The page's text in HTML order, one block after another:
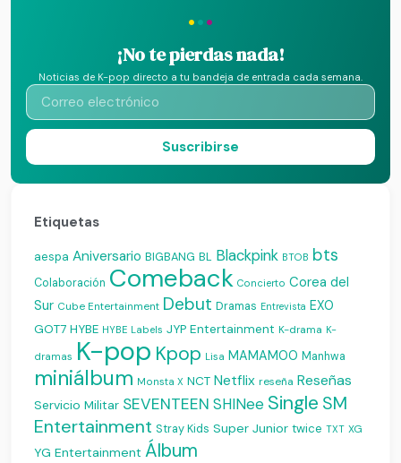
···
¡No te pierdas nada!
Noticias de K-pop directo a tu bandeja de entrada cada semana.
Suscribirse
Etiquetas
aespa Aniversario BIGBANG BL Blackpink BTOB bts
Colaboración Comeback Concierto Corea del
Sur Cube Entertainment Debut Dramas Entrevista EXO
GOT7 HYBE HYBE Labels JYP Entertainment K-drama K-
dramas K-pop Kpop Lisa MAMAMOO Manhwa
miniálbum Monsta X NCT Netflix reseña Reseñas
Servicio Militar SEVENTEEN SHINee Single SM
Entertainment Stray Kids Super Junior twice TXT XG
YG Entertainment Álbum